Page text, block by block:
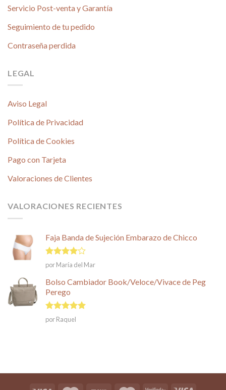
Servicio Post-venta y Garantía
Seguimiento de tu pedido
Contraseña perdida
LEGAL
Aviso Legal
Política de Privacidad
Política de Cookies
Pago con Tarjeta
Valoraciones de Clientes
VALORACIONES RECIENTES
Faja Banda de Sujeción Embarazo de Chicco
Valorado
en
5
por María del Mar
Bolso Cambiador Book/Veloce/Vivace de Peg
Perego
Valorado en
5
de 5
por Raquel